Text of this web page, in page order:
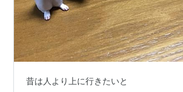
昔は人より上に行きたいと